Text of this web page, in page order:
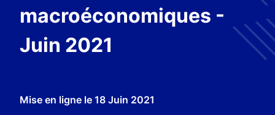
macroéconomiques -
Juin 2021
Mise en ligne le 18 Juin 2021